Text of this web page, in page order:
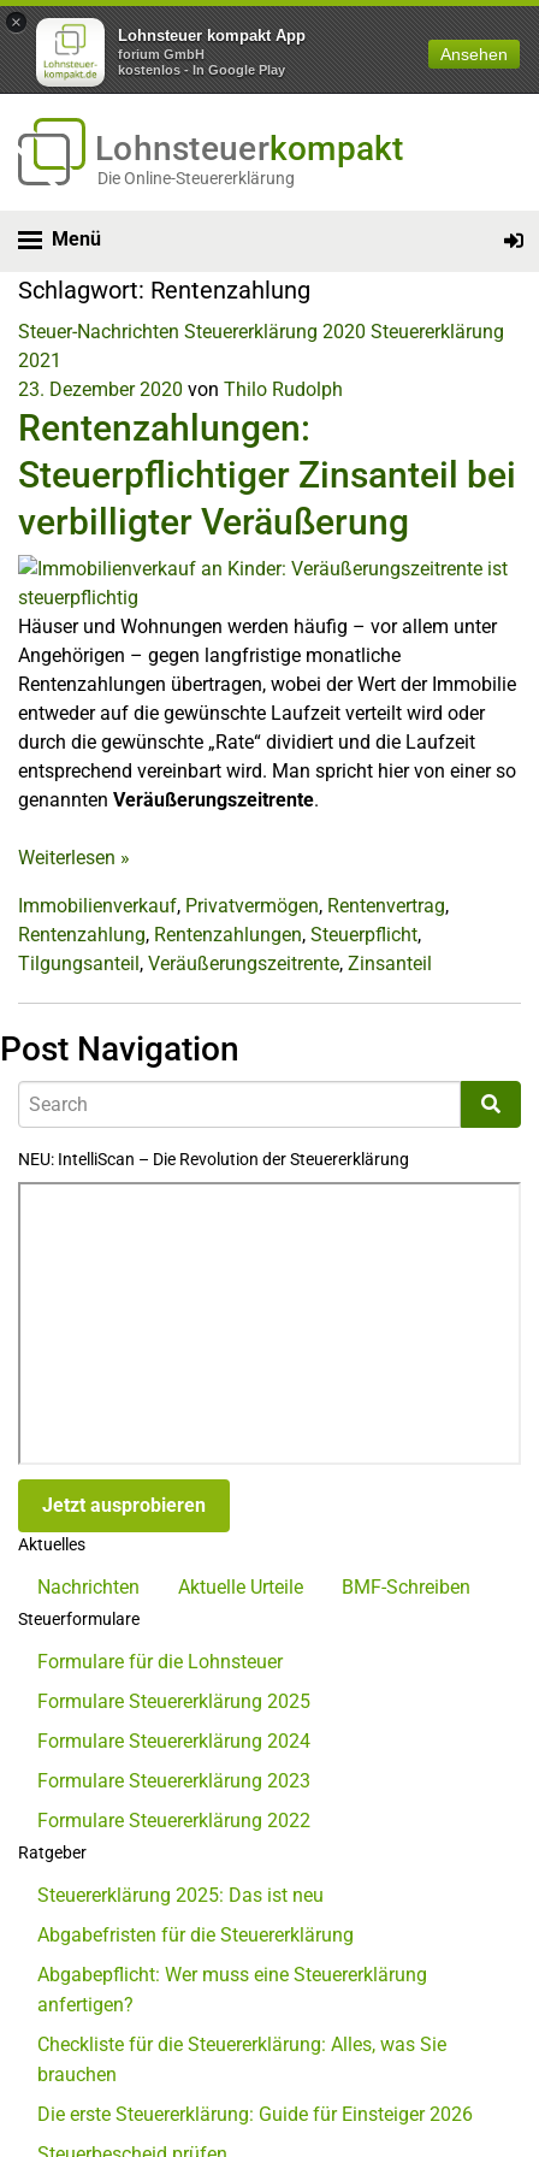
×
Lohnsteuer kompakt App
forium GmbH
kostenlos - In Google Play
Ansehen
Lohnsteuerkompakt
Die Online-Steuererklärung
Menü
Schlagwort: Rentenzahlung
Steuer-Nachrichten Steuererklärung 2020 Steuererklärung
2021
23. Dezember 2020 von Thilo Rudolph
Rentenzahlungen:
Steuerpflichtiger Zinsanteil bei
verbilligter Veräußerung
Häuser und Wohnungen werden häufig – vor allem unter
Angehörigen – gegen langfristige monatliche
Rentenzahlungen übertragen, wobei der Wert der Immobilie
entweder auf die gewünschte Laufzeit verteilt wird oder
durch die gewünschte „Rate“ dividiert und die Laufzeit
entsprechend vereinbart wird. Man spricht hier von einer so
genannten Veräußerungszeitrente.
Weiterlesen »
Immobilienverkauf, Privatvermögen, Rentenvertrag,
Rentenzahlung, Rentenzahlungen, Steuerpflicht,
Tilgungsanteil, Veräußerungszeitrente, Zinsanteil
Post Navigation
NEU: IntelliScan – Die Revolution der Steuererklärung
Jetzt ausprobieren
Aktuelles
Nachrichten Aktuelle Urteile BMF-Schreiben
Steuerformulare
Formulare für die Lohnsteuer
Formulare Steuererklärung 2025
Formulare Steuererklärung 2024
Formulare Steuererklärung 2023
Formulare Steuererklärung 2022
Ratgeber
Steuererklärung 2025: Das ist neu
Abgabefristen für die Steuererklärung
Abgabepflicht: Wer muss eine Steuererklärung
anfertigen?
Checkliste für die Steuererklärung: Alles, was Sie
brauchen
Die erste Steuererklärung: Guide für Einsteiger 2026